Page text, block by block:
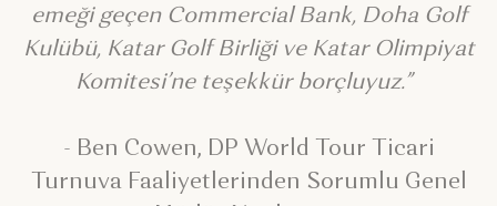
emeği geçen Commercial Bank, Doha Golf
Kulübü, Katar Golf Birliği ve Katar Olimpiyat
Komitesi’ne teşekkür borçluyuz.”
- Ben Cowen, DP World Tour Ticari
Turnuva Faaliyetlerinden Sorumlu Genel